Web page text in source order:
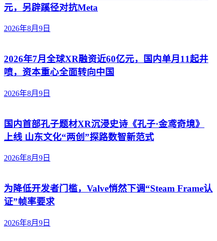
元，另辟蹊径对抗Meta
2026年8月9日
2026年7月全球XR融资近60亿元，国内单月11起井
喷，资本重心全面转向中国
2026年8月9日
国内首部孔子题材XR沉浸史诗《孔子·金鸢奇境》
上线 山东文化“两创”探路数智新范式
2026年8月9日
为降低开发者门槛，Valve悄然下调“Steam Frame认
证”帧率要求
2026年8月9日